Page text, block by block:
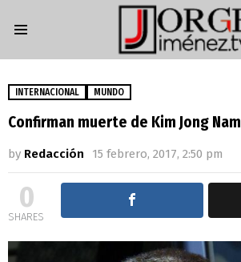
INTERNACIONAL MUNDO
Confirman muerte de Kim Jong Nam
by Redacción 15 febrero, 2017, 2:50 pm
0
SHARES